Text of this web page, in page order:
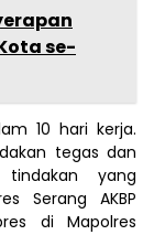
se-
10 hari kerja.
tegas dan
yang
Serang AKBP
di Mapolres